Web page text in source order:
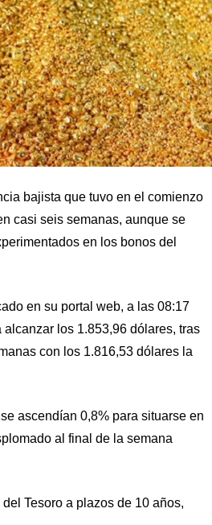
bajista que tuvo en el comienzo
casi seis semanas, aunque se
en los bonos del
en su portal web, a las 08:17
los 1.853,96 dólares, tras
con los 1.816,53 dólares la
ascendían 0,8% para situarse en
al final de la semana
Tesoro a plazos de 10 años,